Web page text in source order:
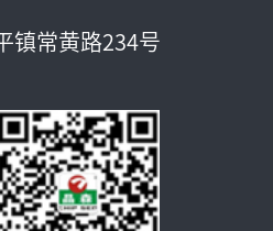
镇常黄路234号